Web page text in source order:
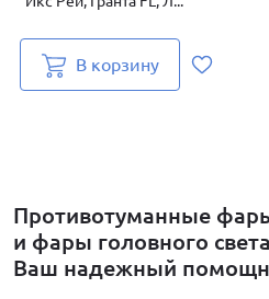
В корзину
Противотуманные
и фары головного
Ваш надежный